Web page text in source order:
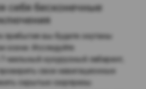
себя бесконечные
прибытия вы будете окутаны
осени. Исследуйте
мильный кукурузный лабиринт,
свои навигационные
скрытые сюрпризы.